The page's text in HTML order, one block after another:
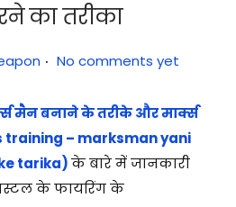
का तरीका
in . No comments yet
मैन बनाने के तरीके और मार्क्स
– marksman yani
tarika)के बारे में जानकारी
के फायरिंग के